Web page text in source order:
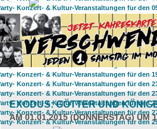
GAY
EXODUS: GÖTTER UND
AM 01.01.2015 (DONNERSTAG) UM